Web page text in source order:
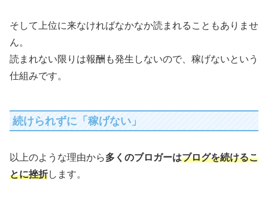
そして上位に来なければなかなか読まれることもありませ
ん。
読まれない限りは報酬も発生しないので、稼げないという
仕組みです。
続けられずに「稼げない」
以上のような理由から多くのブロガーはブログを続けるこ
とに挫折します。